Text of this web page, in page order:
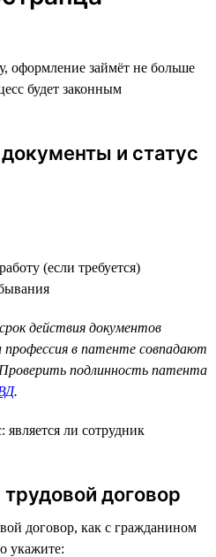
оформление займёт не больше
будет законным
и статус
(если требуется)
действия документов
профессия в патенте совпадают
подлинность патента
.
является ли сотрудник
договор
договор, как с гражданином
укажите: